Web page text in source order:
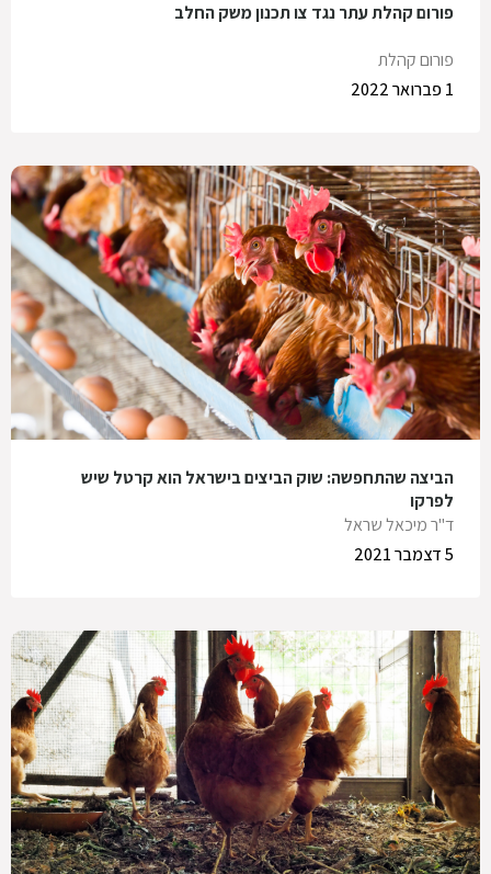
פורום קהלת עתר נגד צו תכנון משק החלב
פורום קהלת
1 פברואר 2022
הביצה שהתחפשה: שוק הביצים בישראל הוא קרטל שיש
לפרקו
ד"ר מיכאל שראל
5 דצמבר 2021